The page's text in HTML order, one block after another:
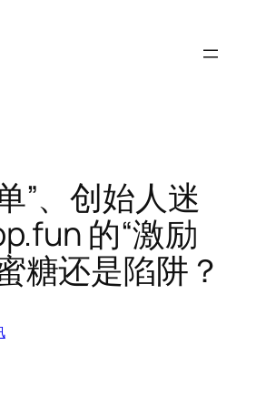
”、创始人迷
的“激励
糖还是陷阱？